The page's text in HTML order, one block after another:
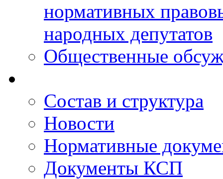
нормативных
народных депутатов
Общественные
Состав и структура
Новости
Нормативные
Документы КСП